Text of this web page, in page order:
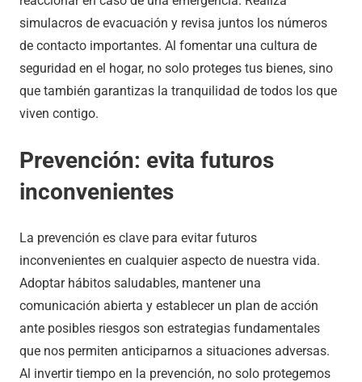
simulacros de evacuación y revisa juntos los números
de contacto importantes. Al fomentar una cultura de
seguridad en el hogar, no solo proteges tus bienes, sino
que también garantizas la tranquilidad de todos los que
viven contigo.
Prevención: evita futuros
inconvenientes
La prevención es clave para evitar futuros
inconvenientes en cualquier aspecto de nuestra vida.
Adoptar hábitos saludables, mantener una
comunicación abierta y establecer un plan de acción
ante posibles riesgos son estrategias fundamentales
que nos permiten anticiparnos a situaciones adversas.
Al invertir tiempo en la prevención, no solo protegemos